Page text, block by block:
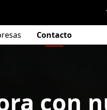
Contacto
con